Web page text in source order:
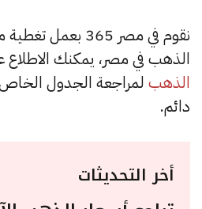
نقوم في مصر 365
الذهب في مصر، يمكنك
الذهب لمراجعة الجدول
دائم.
أخر التحديثات